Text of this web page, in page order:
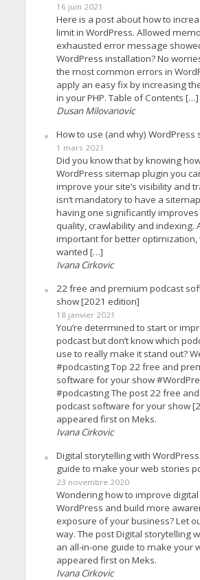
16 juin 2021
Here is a post about how to
limit in WordPress. Allowed
exhausted error message
WordPress installation? No
the most common errors in
apply an easy fix by increasing
in your PHP. Table of Contents […]
Dusan Milovanovic
How to use (and why) WordPress
1 mars 2021
Did you know that by knowing
WordPress sitemap plugin you
improve your site’s visibility and
isn’t mandatory to have a
having one significantly improves
quality, crawlability and indexing.
important for better optimization,
wanted […]
Ivana Cirkovic
22 free and premium podcast
show [2021 edition]
18 janvier 2021
You’re determined to start or
podcast but don’t know which
use to really make it stand out?
#podcasting Top 22 free and
software for your show
#podcasting The post 22 free
podcast software for your show
appeared first on Meks.
Ivana Cirkovic
Digital storytelling with
guide to make your web stories
23 novembre 2020
Wondering how to improve
WordPress and build more
exposure of your business? Let
way. The post Digital storytelling
an all-in-one guide to make your
appeared first on Meks.
Ivana Cirkovic